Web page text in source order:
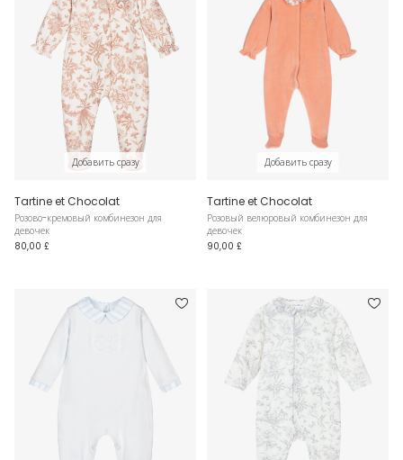
Добавить сразу
Tartine et Chocolat
Розово-кремовый комбинезон для
девочек
80,00 £
Добавить сразу
Tartine et Chocolat
Розовый велюровый комбинезон для
девочек
90,00 £